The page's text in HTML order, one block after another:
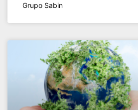
Grupo Sabin